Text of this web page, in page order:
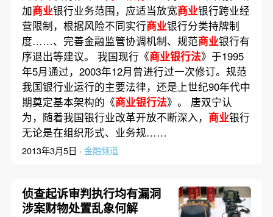
加商业银行业务范围，应适当放宽商业银行跨业经
营限制，根据风险不同实行商业银行分类持牌制
度……、完善金融监管协调机制、规范商业银行有
序退出等建议。 我国现行《商业银行法》于1995
年5月通过，2003年12月曾进行过一次修订。规范
我国银行业运行的主要法律，还是上世纪90年代中
期奠定基本架构的《商业银行法》。 唐双宁认
为，随着我国银行业改革开放不断深入， 商业银行
无论是在组织形式、业务规……
2013年3月5日 · 金融频道
侦查起诉审判执行均有漏洞
涉案财物处置乱象何解